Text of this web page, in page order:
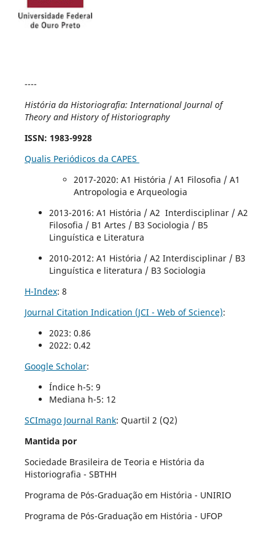
----
História da Historiografia: International Journal of
Theory and History of Historiography
ISSN: 1983-9928
Qualis Periódicos da CAPES
2017-2020: A1 História / A1 Filosofia / A1
Antropologia e Arqueologia
2013-2016: A1 História / A2 Interdisciplinar / A2
Filosofia / B1 Artes / B3 Sociologia / B5
Linguística e Literatura
2010-2012: A1 História / A2 Interdisciplinar / B3
Linguística e literatura / B3 Sociologia
H-Index: 8
Journal Citation Indication (JCI - Web of Science):
2023: 0.86
2022: 0.42
Google Scholar:
Índice h-5: 9
Mediana h-5: 12
SCImago Journal Rank: Quartil 2 (Q2)
Mantida por
Sociedade Brasileira de Teoria e História da
Historiografia - SBTHH
Programa de Pós-Graduação em História - UNIRIO
Programa de Pós-Graduação em História - UFOP